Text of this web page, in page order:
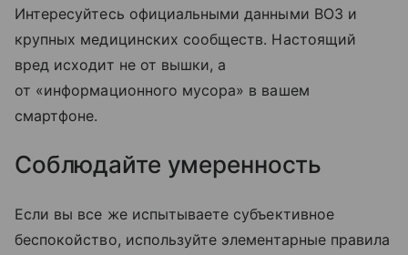
Интересуйтесь официальными данными ВОЗ и
крупных медицинских сообществ. Настоящий
вред исходит не от вышки, а
от «информационного мусора» в вашем
смартфоне.
Соблюдайте умеренность
Если вы все же испытываете субъективное
беспокойство, используйте элементарные правила